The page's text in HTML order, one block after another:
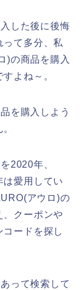
した後に後悔
って多分、私
)の商品を購入
よね～。
を購入しよう
2020年、
愛用してい
アウロ)の
、クーポンや
ードを探し
って検索して